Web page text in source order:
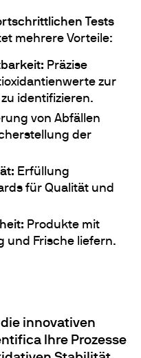
Tests
mehrere Vorteile:
Präzise
zur
identifizieren.
von Abfällen
der
Erfüllung
für Qualität und
Produkte mit
und Frische liefern.
innovativen
Ihre Prozesse